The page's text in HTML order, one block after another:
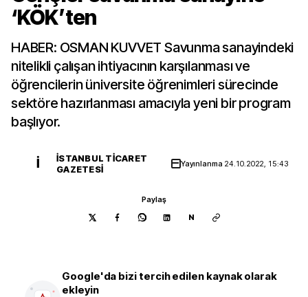
‘KÖK’ten
HABER: OSMAN KUVVET Savunma sanayindeki
nitelikli çalışan ihtiyacının karşılanması ve
öğrencilerin üniversite öğrenimleri sürecinde
sektöre hazırlanması amacıyla yeni bir program
başlıyor.
İ
İSTANBUL TICARET
GAZETESI
Yayınlanma 24.10.2022, 15:43
Paylaş
N
Google'da bizi tercih edilen kaynak olarak
ekleyin